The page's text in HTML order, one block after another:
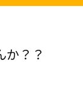
か？？